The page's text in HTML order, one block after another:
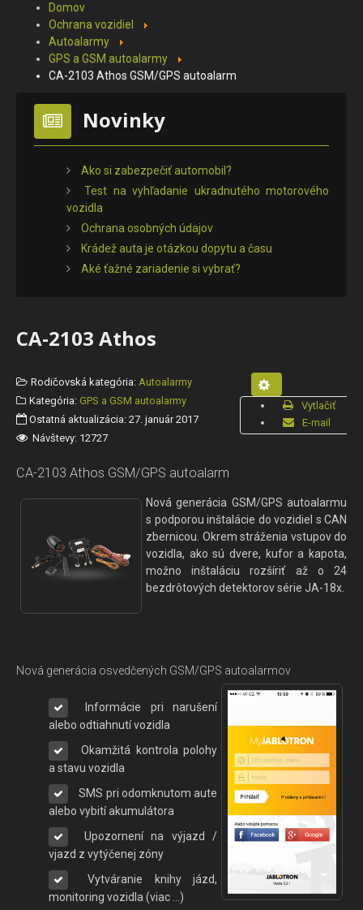
Domov
Ochrana vozidiel
Autoalarmy
GPS a GSM autoalarmy
CA-2103 Athos GSM/GPS autoalarm
Novinky
Ako si zabezpečiť automobil?
Test na vyhľadanie ukradnutého motorového
vozidla
Ochrana osobných údajov
Krádež auta je otázkou dopytu a času
Aké ťažné zariadenie si vybrať?
CA-2103 Athos
Vytlačiť
E-mail
Rodičovská kategória: Autoalarmy
Kategória: GPS a GSM autoalarmy
Ostatná aktualizácia: 27. január 2017
Návštevy: 12727
CA-2103 Athos GSM/GPS autoalarm
Nová generácia GSM/GPS autoalarmu
s podporou inštalácie do vozidiel s CAN
zbernicou. Okrem stráženia vstupov do
vozidla, ako sú dvere, kufor a kapota,
možno inštaláciu rozšíriť až o 24
bezdrôtových detektorov série JA-18x.
Nová generácia osvedčených GSM/GPS autoalarmov
Informácie pri narušení
alebo odtiahnutí vozidla
Okamžitá kontrola polohy
a stavu vozidla
SMS pri odomknutom aute
alebo vybití akumulátora
Upozornení na výjazd /
vjazd z vytýčenej zóny
Vytváranie knihy jázd,
monitoring vozidla (viac ...)